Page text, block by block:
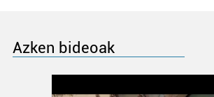
Azken bideoak